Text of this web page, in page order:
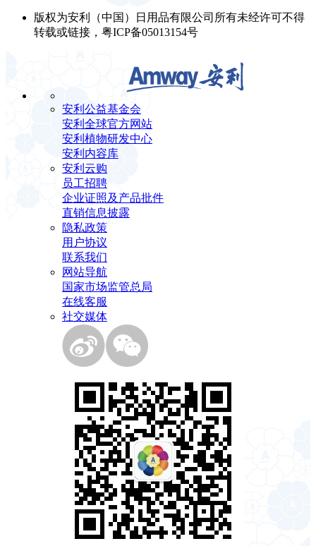
版权为安利（中国）日用品有限公司所有未经许可不得
转载或链接，粤ICP备05013154号
安利公益基金会
安利全球官方网站
安利植物研发中心
安利内容库
安利云购
员工招聘
企业证照及产品批件
直销信息披露
隐私政策
用户协议
联系我们
网站导航
国家市场监管总局
在线客服
社交媒体